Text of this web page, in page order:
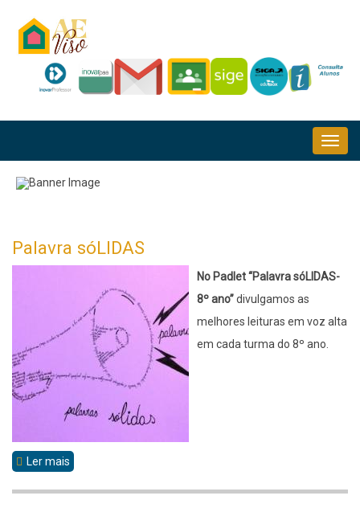
para
conteúdo
Palavra sóLIDAS
No Padlet “Palavra sóLIDAS-
8º ano”divulgamos as
melhores leituras em voz alta
em cada turma do 8º ano.
Ler mais